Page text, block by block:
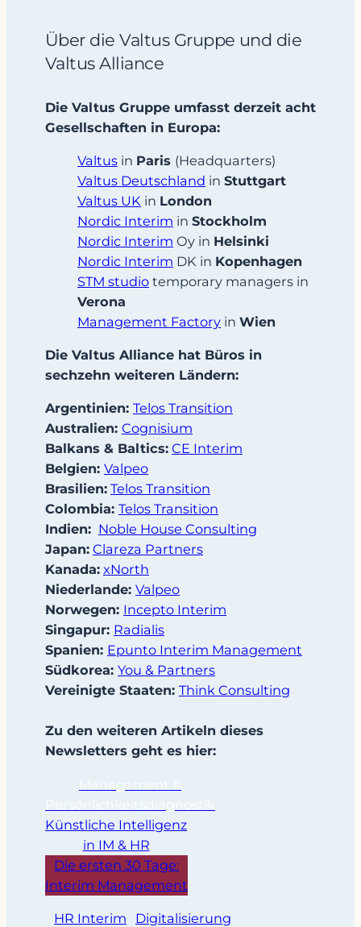
Über die Valtus Gruppe und die
Valtus Alliance
Die Valtus Gruppe umfasst derzeit acht
Gesellschaften in Europa:
Valtus in Paris (Headquarters)
Valtus Deutschland in Stuttgart
Valtus UK in London
Nordic Interim in Stockholm
Nordic Interim Oy in Helsinki
Nordic Interim DK in Kopenhagen
STM studio temporary managers in
Verona
Management Factory in Wien
Die Valtus Alliance hat Büros in
sechzehn weiteren Ländern:
Argentinien: Telos Transition
Australien: Cognisium
Balkans & Baltics: CE Interim
Belgien: Valpeo
Brasilien: Telos Transition
Colombia: Telos Transition
Indien: Noble House Consulting
Japan: Clareza Partners
Kanada: xNorth
Niederlande: Valpeo
Norwegen: Incepto Interim
Singapur: Radialis
Spanien: Epunto Interim Management
Südkorea: You & Partners
Vereinigte Staaten: Think Consulting
Zu den weiteren Artikeln dieses
Newsletters geht es hier:
Künstliche Intelligenz
in IM & HR
Die ersten 30 Tage:
Interim Management
HR Interim
Digitalisierung